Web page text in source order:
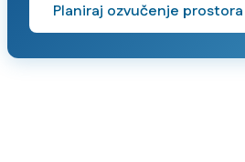
Planiraj ozvučenje prostora